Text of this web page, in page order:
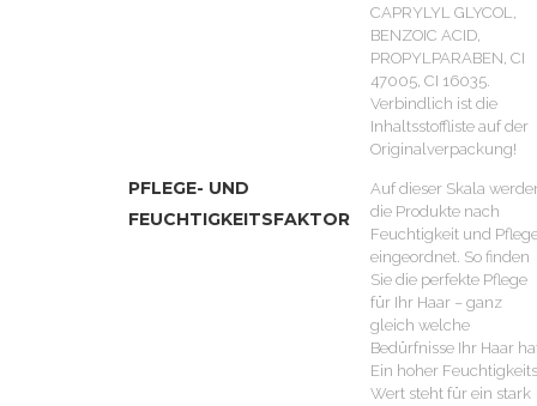
CAPRYLYL GLYCOL,
BENZOIC ACID,
PROPYLPARABEN, CI
47005, CI 16035.
Verbindlich ist die
Inhaltsstoffliste auf der
Originalverpackung!
PFLEGE- UND
FEUCHTIGKEITSFAKTOR
Auf dieser Skala
die Produkte nach
Feuchtigkeit und
eingeordnet. So finden
Sie die perfekte Pflege
für Ihr Haar – ganz
gleich welche
Bedürfnisse Ihr Haar
Ein hoher
Wert steht für ein stark